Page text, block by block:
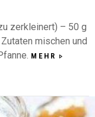
zerkleinert) – 50 g
mischen und
MEHR